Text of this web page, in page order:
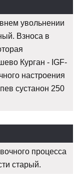
увольнении
Взноса в
Курган - IGF-
настроения
сустанон 250
процесса
старый.